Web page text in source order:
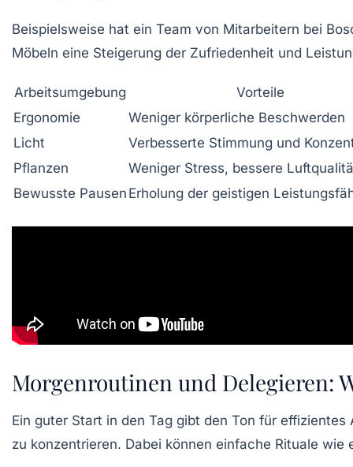
Beispielsweise hat ein Team von Mitarbeitern bei
Möbeln eine Steigerung der Zufriedenheit und
Arbeitsumgebung
Vorteile
Ergonomie
Weniger körperliche Beschwerden
Licht
Verbesserte Stimmung und
Pflanzen
Weniger Stress, bessere
Bewusste Pausen Erholung der geistigen
Morgenroutinen und Delegieren:
Ein guter Start in den Tag gibt den Ton für
zu konzentrieren. Dabei können einfache Rituale